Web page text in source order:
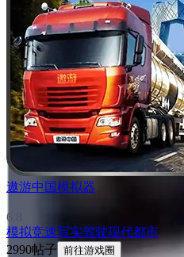
遨游中国模拟器
6.8
模拟竞速写实驾驶现代都市
2990帖子 前往游戏圈